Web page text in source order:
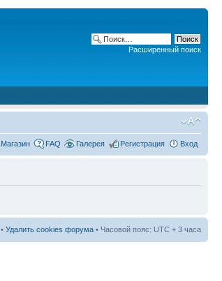
Расширенный поиск
Магазин FAQ Галерея Регистрация Вход
• Удалить cookies форума • Часовой пояс: UTC + 3 часа